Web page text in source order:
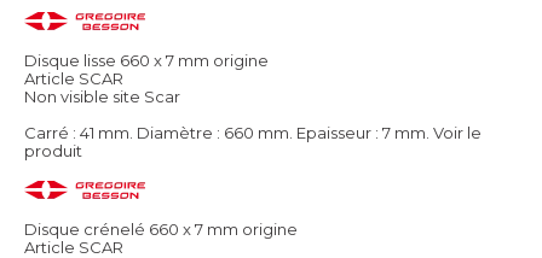
Disque lisse 660 x 7 mm origine
Article SCAR
Non visible site Scar
Carré : 41 mm. Diamètre : 660 mm. Epaisseur : 7 mm. Voir le
produit
Disque crénelé 660 x 7 mm origine
Article SCAR